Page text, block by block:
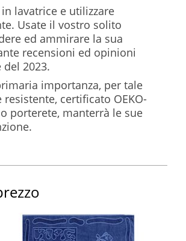
lavatrice e utilizzare
Usate il vostro solito
ed ammirare la sua
recensioni ed opinioni
2023.
importanza, per tale
certificato OEKO-
porterete, manterrà le sue